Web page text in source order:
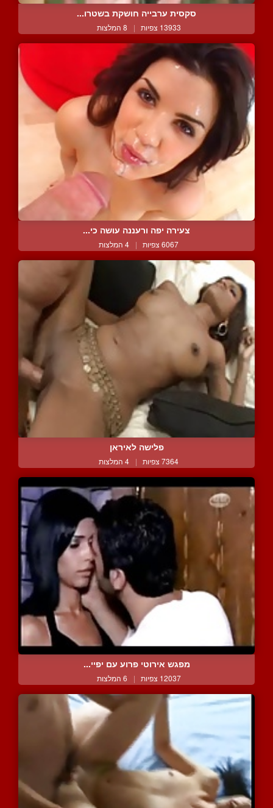
סקסית ערבייה חושקת בשטרו...
13933 צפיות | 8 המלצות
צעירה יפה ורעננה עושה כי...
6067 צפיות | 4 המלצות
פלישה לאיראן
7364 צפיות | 4 המלצות
מפגש אירוטי פרוע עם יפיי...
12037 צפיות | 6 המלצות